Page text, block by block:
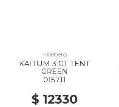
Hilleberg
KAITUM 3 GT TENT
GREEN
015711
$ 12330